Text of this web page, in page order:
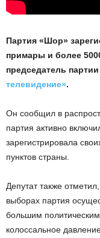
Партия «Шор»
примары и более
председатель
телевидение».
Он сообщил в
партия активно
зарегистрировала
пунктов страны.
Депутат также
выборах партия
большим
колоссальное